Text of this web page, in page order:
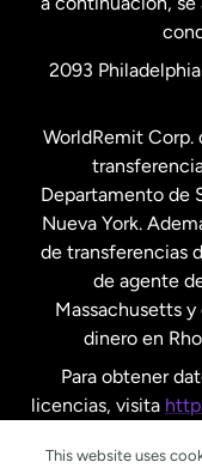
Países
Suecia
2093
WorldRemit Corp.
Departamento de
Nueva York.
de transferencias
de agente
Massachusetts
dinero en
Para obtener
licencias, visita
This website uses